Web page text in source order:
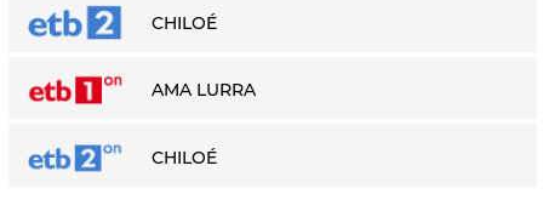
CHILOÉ
AMA LURRA
CHILOÉ